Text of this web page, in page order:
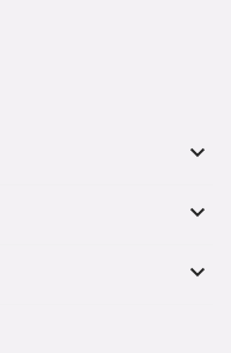
keyboard_arrow_down
keyboard_arrow_down
keyboard_arrow_down